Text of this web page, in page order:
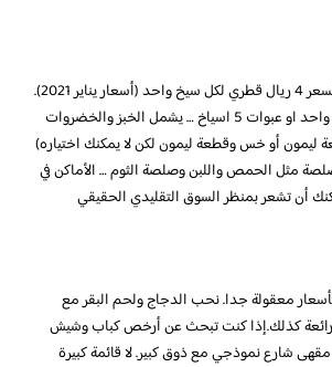
أحب الكفتة الضأن … السعر 4 ريال قطري لكل سيخ واحد (أسعار يناير 2021).
يمكنك شرائه فقط سيخ واحد او عبوات 5 اسياخ … يشمل الخبز والخضروات
أو خس وقطعة ليمون لكن لا يمكنك اختياره)
مثل الحمص واللبن وصلصة الثوم … الأماكن في
أن تشعر بمنظر السوق التقليدي الحقيقي
معقولة جدا. نحب الدجاج ولحم البقر مع
كذلك.إذا كنت تبحث عن أرخص كباب وشيش
شارع نموذجي مع ذوق كبير. لا قائمة كبيرة